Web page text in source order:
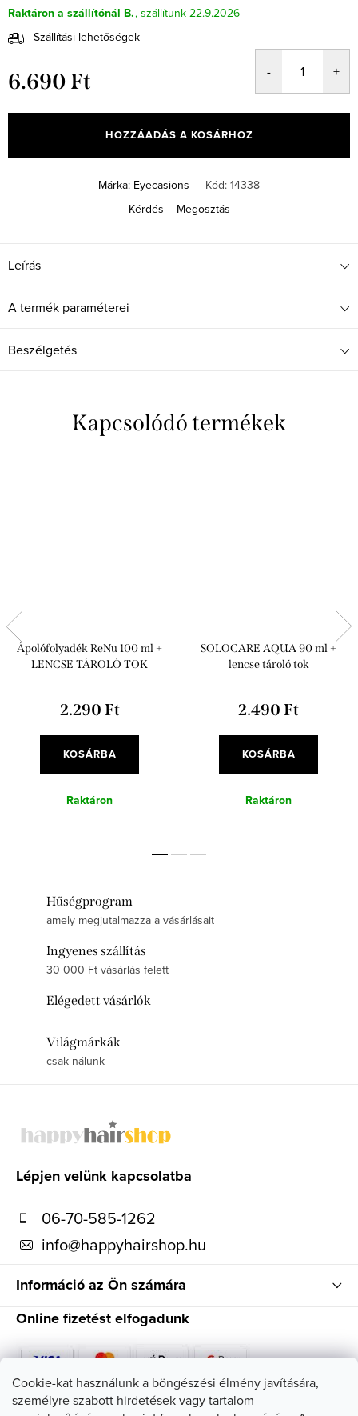
Cookie-kat használunk a böngészési élmény javítására,
személyre szabott hirdetések vagy tartalom
Raktáron a szállítónál B.
22.9.2026
Szállítási lehetőségek
6.690 Ft
HOZZÁADÁS A KOSÁRHOZ
Márka: Eyecasions Kód: 14338
Kérdés
Megosztás
Leírás
A termék paraméterei
Beszélgetés
Kapcsolódó termékek
Ápolófolyadék ReNu 100 ml +
LENCSE TÁROLÓ TOK
2.290 Ft
KOSÁRBA
Raktáron
SOLOCARE AQUA 90 ml +
lencse tároló tok
2.490 Ft
KOSÁRBA
Raktáron
Hűségprogram
amely megjutalmazza a vásárlásait
Ingyenes szállítás
30 000 Ft vásárlás felett
Elégedett vásárlók
Világmárkák
csak nálunk
Lépjen velünk kapcsolatba
06-70-585-1262
info@happyhairshop.hu
Információ az Ön számára
Online fizetést elfogadunk